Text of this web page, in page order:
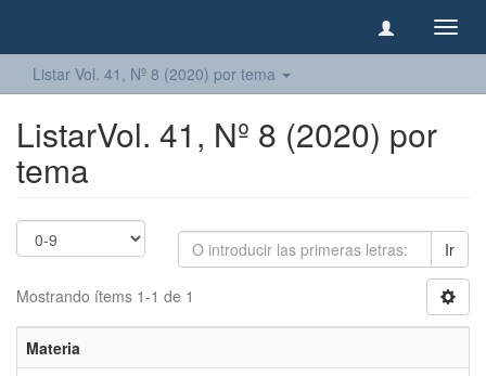
Listar Vol. 41, Nº 8 (2020) por tema
ListarVol. 41, Nº 8 (2020) por
tema
Ir
Mostrando ítems 1-1 de 1
Materia